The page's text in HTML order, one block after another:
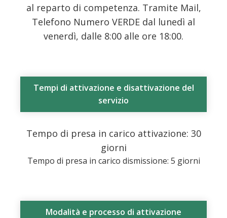
al reparto di competenza. Tramite Mail,
Telefono Numero VERDE dal lunedì al
venerdì, dalle 8:00 alle ore 18:00.
Tempi di attivazione e disattivazione del
servizio
Tempo di presa in carico attivazione: 30
giorni
Tempo di presa in carico dismissione: 5 giorni
Modalità e processo di attivazione